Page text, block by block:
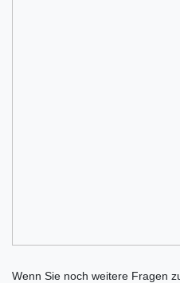
Wenn Sie noch weitere Fragen